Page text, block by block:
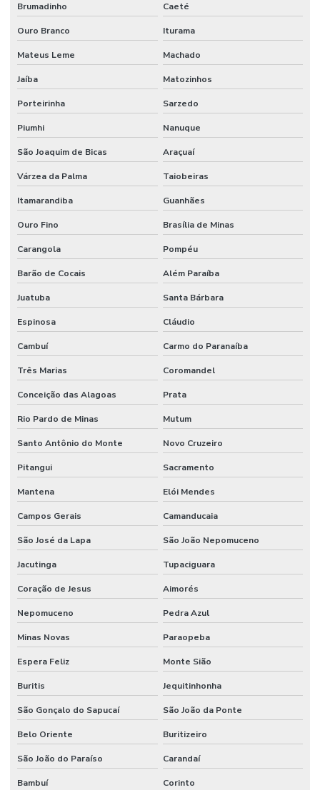
Brumadinho Caeté
Ouro Branco Iturama
Mateus Leme Machado
Jaíba Matozinhos
Porteirinha Sarzedo
Piumhi Nanuque
São Joaquim de Bicas Araçuaí
Várzea da Palma Taiobeiras
Itamarandiba Guanhães
Ouro Fino Brasília de Minas
Carangola Pompéu
Barão de Cocais Além Paraíba
Juatuba Santa Bárbara
Espinosa Cláudio
Cambuí Carmo do Paranaíba
Três Marias Coromandel
Conceição das Alagoas Prata
Rio Pardo de Minas Mutum
Santo Antônio do Monte Novo Cruzeiro
Pitangui Sacramento
Mantena Elói Mendes
Campos Gerais Camanducaia
São José da Lapa São João Nepomuceno
Jacutinga Tupaciguara
Coração de Jesus Aimorés
Nepomuceno Pedra Azul
Minas Novas Paraopeba
Espera Feliz Monte Sião
Buritis Jequitinhonha
São Gonçalo do Sapucaí São João da Ponte
Belo Oriente Buritizeiro
São João do Paraíso Carandaí
Bambuí Corinto